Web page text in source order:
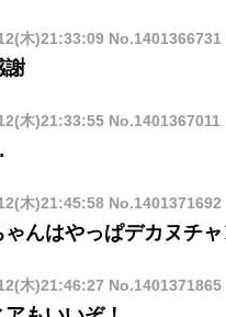
木)21:33:09No.1401366731
謝
木)21:33:55No.1401367011
木)21:45:58No.1401371692
ゃんはやっぱデカヌチ
木)21:46:27 No.1401371865